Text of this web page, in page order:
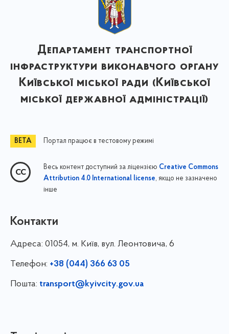
Департамент транспортної
інфраструктури виконавчого органу
Київської міської ради (Київської
міської державної адміністрації)
Портал працює в тестовому режимі
Весь контент доступний за ліцензією Creative Commons
Attribution 4.0 International license, якщо не зазначено
інше
Контакти
Адреса: 01054, м. Київ, вул. Леонтовича, 6
Телефон: +38 (044) 366 63 05
Пошта: transport@kyivcity.gov.ua